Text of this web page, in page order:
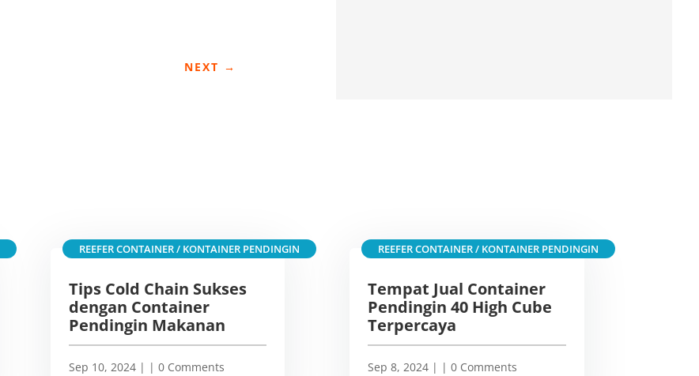
NEXT →
Tips Cold Chain Sukses
dengan Container
Pendingin Makanan
Sep 10, 2024|
REEFER CONTAINER / KONTAINER PENDINGIN
| 0 Comments
Tempat Jual Container
Pendingin 40 High Cube
Terpercaya
Sep 8, 2024|
REEFER CONTAINER / KONTAINER PENDINGIN
| 0 Comments